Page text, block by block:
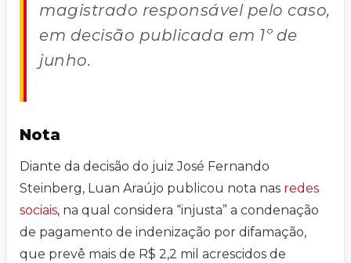
magistrado responsável pelo caso,
em decisão publicada em 1º de
junho.
Nota
Diante da decisão do juiz José Fernando
Steinberg, Luan Araújo publicou nota nas redes
sociais, na qual considera “injusta” a condenação
de pagamento de indenização por difamação,
que prevê mais de R$ 2,2 mil acrescidos de